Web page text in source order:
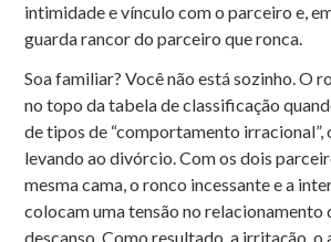
intimidade e vínculo com o parceiro e,
guarda rancor do parceiro que ronca.
Soa familiar? Você não está sozinho. O
no topo da tabela de classificação
de tipos de “comportamento irracional”,
levando ao divórcio. Com os dois
mesma cama, o ronco incessante e a
colocam uma tensão no relacionamento
descanso. Como resultado, a irritação, o